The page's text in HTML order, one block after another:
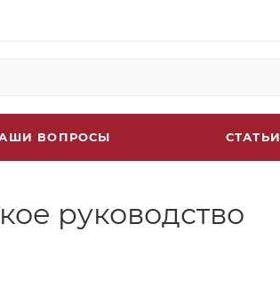
ВОПРОСЫ СТАТЬИ
руководство